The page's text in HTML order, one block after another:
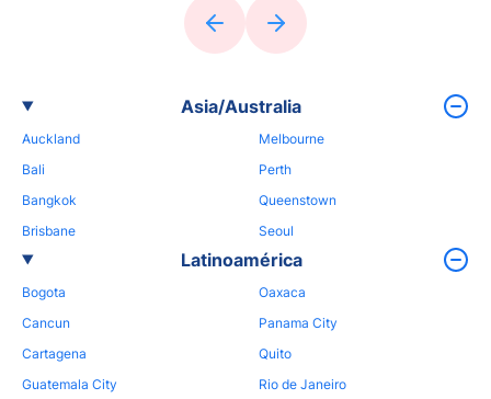
Asia/Australia
Auckland
Bali
Bangkok
Brisbane
Melbourne
Perth
Queenstown
Seoul
Latinoamérica
Bogota
Cancun
Cartagena
Guatemala City
Oaxaca
Panama City
Quito
Rio de Janeiro